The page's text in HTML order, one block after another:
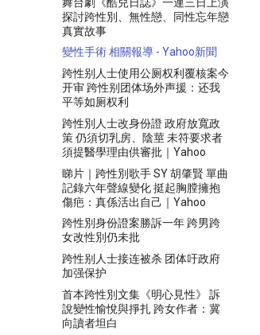
探討跨性別、無性戀、同性忘年戀
真實故事
變性手術 相關報導 - Yahoo新聞
跨性别人士使用公厕权利覆核案今
开审 跨性别团体场外声援：还我
平等如厕权利
跨性別人士改身份證 政府放寬政
策 仍須切乳房、陰莖 未符要求者
須提醫學理由供審批｜Yahoo
睇片｜跨性別歌手 SY 胡肇賢 單曲
記錄六年聲線變化 挺起胸膛擁抱
傷疤：真係活出自己｜Yahoo
跨性別身份證案勝訴一年 跨男跨
女改性別仍未批
跨性别人士接连被杀 团体吁政府
加强保护
首本跨性別文集《明心見性》 訴
說變性愉悅與掙扎 跨女作者：冀
向讀者坦白